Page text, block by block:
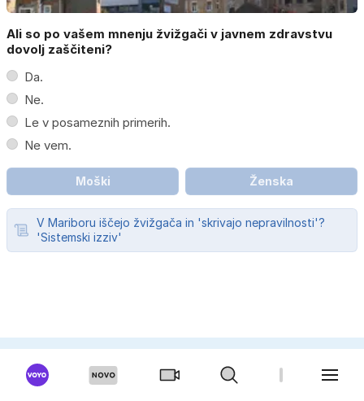
Ali so po vašem mnenju žvižgači v javnem zdravstvu
dovolj zaščiteni?
Da.
Ne.
Le v posameznih primerih.
Ne vem.
Moški Ženska
V Mariboru iščejo žvižgača in 'skrivajo nepravilnosti'?
'Sistemski izziv'